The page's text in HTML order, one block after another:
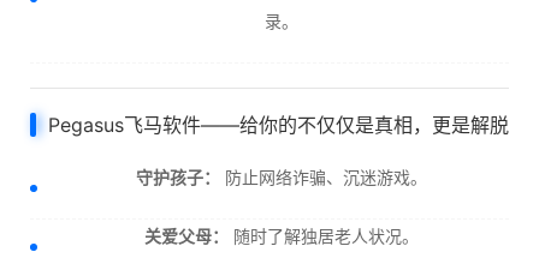
录。
Pegasus飞马软件——给你的不仅仅是真相，更是解脱
守护孩子： 防止网络诈骗、沉迷游戏。
关爱父母： 随时了解独居老人状况。